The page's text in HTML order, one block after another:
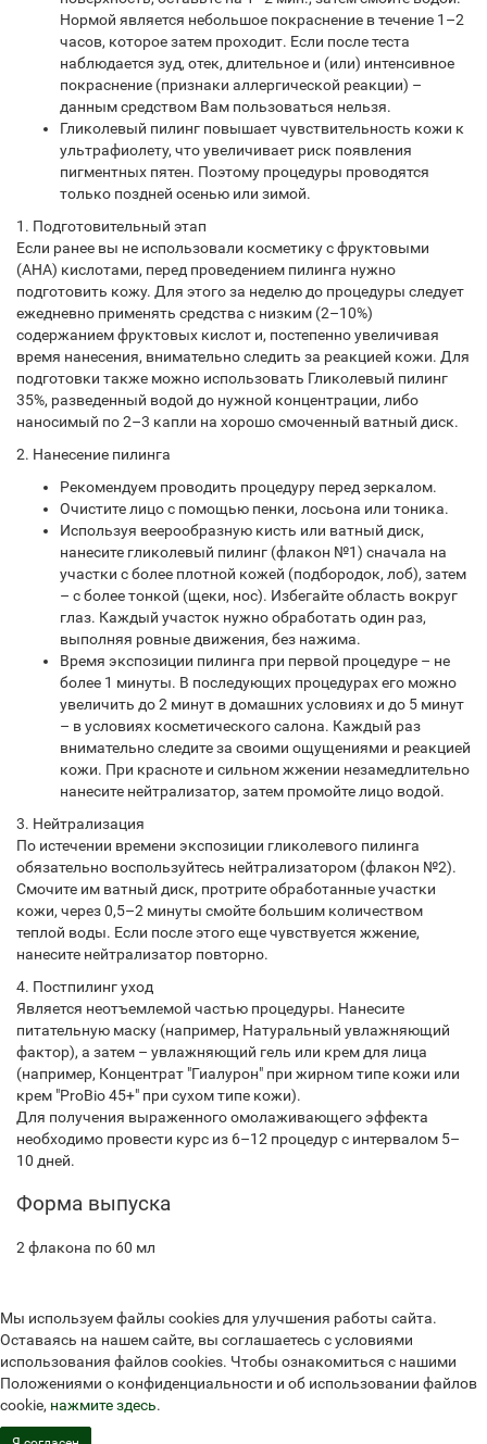
Нормой является небольшое покраснение в течение 1–2
часов, которое затем проходит. Если после теста
наблюдается зуд, отек, длительное и (или) интенсивное
покраснение (признаки аллергической реакции) –
данным средством Вам пользоваться нельзя.
Гликолевый пилинг повышает чувствительность кожи к
ультрафиолету, что увеличивает риск появления
пигментных пятен. Поэтому процедуры проводятся
только поздней осенью или зимой.
1. Подготовительный этап
Если ранее вы не использовали косметику с фруктовыми
(AHA) кислотами, перед проведением пилинга нужно
подготовить кожу. Для этого за неделю до процедуры следует
ежедневно применять средства с низким (2–10%)
содержанием фруктовых кислот и, постепенно увеличивая
время нанесения, внимательно следить за реакцией кожи. Для
подготовки также можно использовать Гликолевый пилинг
35%, разведенный водой до нужной концентрации, либо
наносимый по 2–3 капли на хорошо смоченный ватный диск.
2. Нанесение пилинга
Рекомендуем проводить процедуру перед зеркалом.
Очистите лицо с помощью пенки, лосьона или тоника.
Используя веерообразную кисть или ватный диск,
нанесите гликолевый пилинг (флакон №1) сначала на
участки с более плотной кожей (подбородок, лоб), затем
– с более тонкой (щеки, нос). Избегайте область вокруг
глаз. Каждый участок нужно обработать один раз,
выполняя ровные движения, без нажима.
Время экспозиции пилинга при первой процедуре – не
более 1 минуты. В последующих процедурах его можно
увеличить до 2 минут в домашних условиях и до 5 минут
– в условиях косметического салона. Каждый раз
внимательно следите за своими ощущениями и реакцией
кожи. При красноте и сильном жжении незамедлительно
нанесите нейтрализатор, затем промойте лицо водой.
3. Нейтрализация
По истечении времени экспозиции гликолевого пилинга
обязательно воспользуйтесь нейтрализатором (флакон №2).
Смочите им ватный диск, протрите обработанные участки
кожи, через 0,5–2 минуты смойте большим количеством
теплой воды. Если после этого еще чувствуется жжение,
нанесите нейтрализатор повторно.
4. Постпилинг уход
Является неотъемлемой частью процедуры. Нанесите
питательную маску (например, Натуральный увлажняющий
фактор), а затем – увлажняющий гель или крем для лица
(например, Концентрат "Гиалурон" при жирном типе кожи или
крем "ProBio 45+" при сухом типе кожи).
Для получения выраженного омолаживающего эффекта
необходимо провести курс из 6–12 процедур с интервалом 5–
10 дней.
Форма выпуска
2 флакона по 60 мл
Мы используем файлы cookies для улучшения работы сайта.
Оставаясь на нашем сайте, вы соглашаетесь с условиями
использования файлов cookies. Чтобы ознакомиться с нашими
Положениями о конфиденциальности и об использовании файлов
cookie, нажмите здесь.